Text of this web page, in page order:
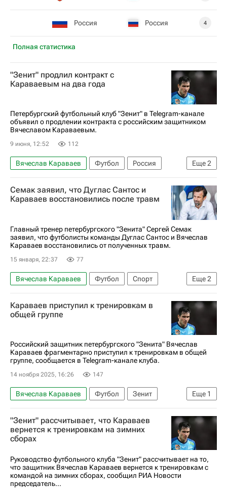
Полная статистика
Россия Россия 4
"Зенит" продлил контракт с
Караваевым на два года
Петербургский футбольный клуб "Зенит" в Telegram-канале
объявил о продлении контракта с российским защитником
Вячеславом Караваевым.
9 июня, 12:52 112
Еще2
Вячеслав Караваев Футбол
Россия
ПФК ЦСКА
Зенит
Семак заявил, что Дуглас Сантос и
Караваев восстановились после травм
Главный тренер петербургского "Зенита" Сергей Семак
заявил, что футболисты команды Дуглас Сантос и Вячеслав
Караваев восстановились от полученных травм.
15 января, 22:37 77
Еще2
Вячеслав Караваев Футбол
Спорт
Сергей Семак
Зенит
Караваев приступил к тренировкам в
общей группе
Российский защитник петербургского "Зенита" Вячеслав
Караваев фрагментарно приступил к тренировкам в общей
группе, сообщается в Telegram-канале клуба.
14 ноября 2025, 16:26 147
Еще 1
Вячеслав Караваев Футбол
Зенит
РПЛ 2026-2027 (Чемпионат России по футболу)
"Зенит" рассчитывает, что Караваев
вернется к тренировкам на зимних
сборах
Руководство футбольного клуба "Зенит" рассчитывает на то,
что защитник Вячеслав Караваев вернется к тренировкам с
командой на зимних сборах, сообщил РИА Новости
председатель...